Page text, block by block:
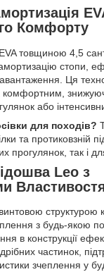
Комфорту
товщиною 4,5
стопи,
Ця
або
для походів?
та протиковзній
прогулянок, так і
Leo з
структурою
з будь-якою
в конструкції
частинок,
зчеплення у